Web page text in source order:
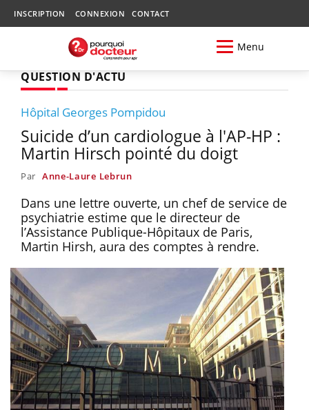
INSCRIPTION CONNEXION CONTACT
Menu
QUESTION D'ACTU
Hôpital Georges Pompidou
Suicide d’un cardiologue à l'AP-HP :
Martin Hirsch pointé du doigt
Par Anne-Laure Lebrun
Dans une lettre ouverte, un chef de service de
psychiatrie estime que le directeur de
l’Assistance Publique-Hôpitaux de Paris,
Martin Hirsh, aura des comptes à rendre.